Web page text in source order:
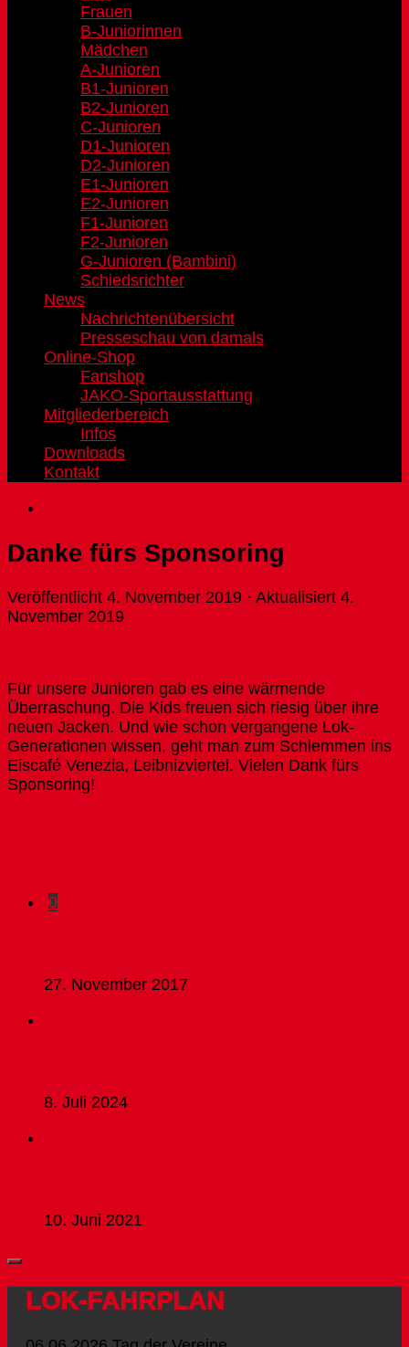
Frauen
B-Juniorinnen
Mädchen
A-Junioren
B1-Junioren
B2-Junioren
C-Junioren
D1-Junioren
D2-Junioren
E1-Junioren
E2-Junioren
F1-Junioren
F2-Junioren
G-Junioren (Bambini)
Schiedsrichter
News
Nachrichtenübersicht
Presseschau von damals
Online-Shop
Fanshop
JAKO-Sportausstattung
Mitgliederbereich
Infos
Downloads
Kontakt
Danke fürs Sponsoring
Veröffentlicht 4. November 2019 · Aktualisiert 4.
November 2019
Für unsere Junioren gab es eine wärmende
Überraschung. Die Kids freuen sich riesig über ihre
neuen Jacken. Und wie schon vergangene Lok-
Generationen wissen, geht man zum Schlemmen ins
Eiscafé Venezia, Leibnizviertel. Vielen Dank fürs
Sponsoring!
0
27. November 2017
8. Juli 2024
10. Juni 2021
LOK-FAHRPLAN